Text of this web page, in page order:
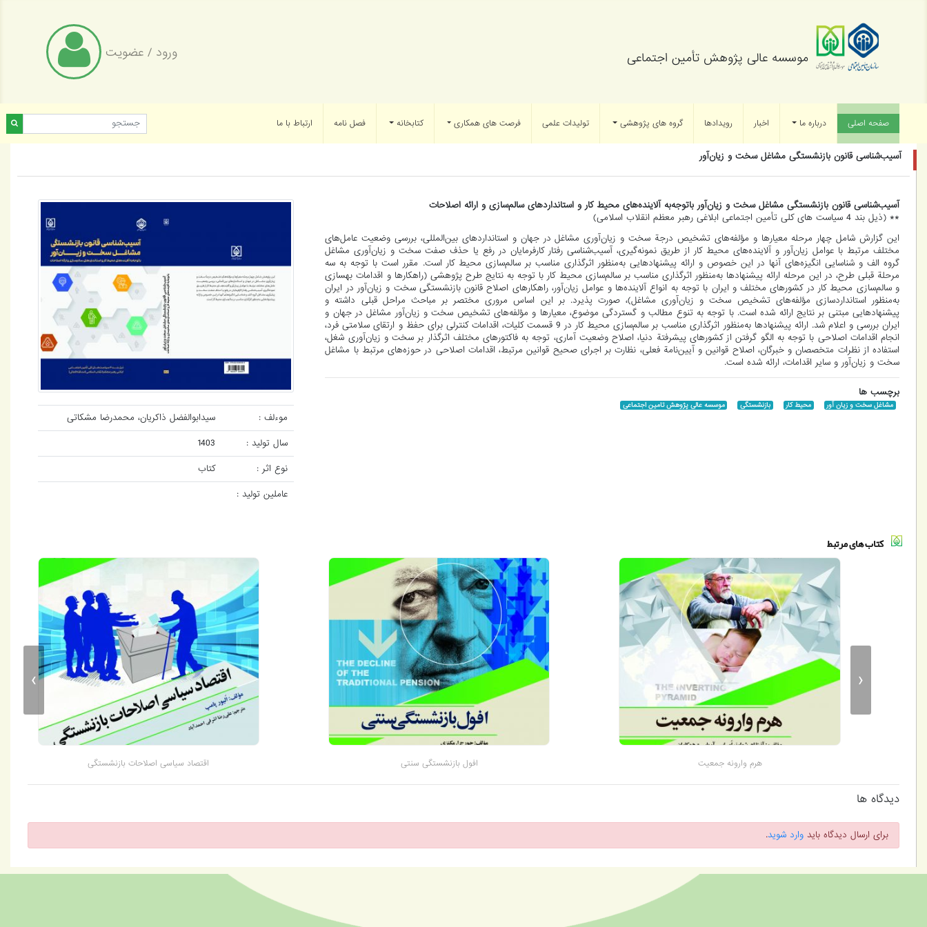
موسسه عالی پژوهش تأمین اجتماعی ورود / عضویت
صفحه اصلی درباره ما اخبار رویدادها گروه های پژوهشی تولیدات علمی فرصت های همکاری کتابخانه فصل نامه ارتباط با ما
آسیب‌شناسی قانون بازنشستگی مشاغل سخت و زیان‌آور
آسیب‌شناسی قانون بازنشستگی مشاغل سخت و زیان‌آور با‌توجه‌‌به آلاینده‌های محیط کار و استانداردهای سالم‌سازی و ارائه اصلاحات
** (ذیل بند 4 سیاست های کلی تأمین اجتماعی ابلاغی رهبر معظم انقلاب اسلامی)
این گزارش شامل چهار مرحله معیارها و مؤلفه‌های تشخیص درجة سخت‌ و زیان‌آوری مشاغل در جهان و استانداردهای بین‌المللی، بررسی وضعیت عامل‌‌های
مختلف مرتبط با عوامل زیان‌آور و آلاینده‌‌های محیط کار از طریق نمونه‌‌گیری، آسیب‌شناسی رفتار کارفرمایان در رفع یا حذف صفت سخت و زیان‌آوری مشاغل
گروه الف و شناسایی انگیزه‌های آنها ‌‌در این خصوص و ارائه پیشنهادهایی به‌منظور اثرگذاری مناسب بر سالم‌سازی محیط کار است. مقرر است با توجه به سه
مرحلة قبلی طرح، در این مرحله ارائه پیشنهادها به‌منظور اثرگذاری مناسب بر سالم‌سازی محیط کار با توجه به نتایج طرح پژوهشی (راهکارها و اقدامات بهسازی
و سالم‌‌سازی محیط کار در کشورهای مختلف و ایران با توجه ‌به انواع آلاینده‌ها و عوامل زیان‌آور، راهکارهای اصلاح قانون بازنشستگی سخت و زیان‌آور در ایران
به‌منظور استانداردسازی مؤلفه‌های تشخیص سخت ‌و زیان‌آوری مشاغل)، صورت پذیرد. بر این اساس مروری مختصر بر مباحث مراحل قبلی داشته و
پیشنهادهایی مبتنی بر نتایج ارائه شده است. با توجه به تنوع مطالب و گستردگی موضوع، معیارها و مؤلفه‌های تشخیص سخت و زیان‌آور مشاغل در جهان و
ایران بررسی و اعلام شد. ارائه پیشنهادها به‌منظور اثرگذاری مناسب بر سالم‌سازی محیط کار در 9 قسمت کلیات، اقدامات کنترلی برای حفظ و ارتقای سلامتی فرد،
انجام اقدامات اصلاحی با توجه به الگو گرفتن از کشورهای پیشرفتة دنیا، اصلاح وضعیت آماری، توجه به فاکتورهای مختلف اثرگذار بر سخت و زیان‌‌آوری شغل،
استفاده از نظرات متخصصان و خبرگان، اصلاح قوانین و آیین‌‌نامة فعلی، نظارت بر اجرای صحیح قوانین مرتبط، اقدامات اصلاحی در حوزه‌‌های مرتبط با مشاغل
سخت و زیان‌‌آور و سایر اقدامات، ارائه شده است.
برچسب ها
مشاغل سخت و زیان آور محیط کار بازنشستگی موسسه عالی پژوهش تامین اجتماعی
موءلف :
سیدابوالفضل ذاکریان، محمدرضا مشکاتی
سال تولید :
1403
نوع اثر :
کتاب
عاملین تولید :
کتاب های مرتبط
هرم وارونه جمعیت افول بازنشستگی سنتی اقتصاد سیاسی اصلاحات بازنشستگی
‹
›
دیدگاه ها
برای ارسال دیدگاه باید وارد شوید.